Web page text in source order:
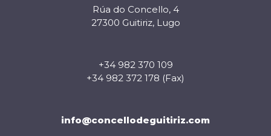
Rúa do Concello, 4
27300 Guitiriz, Lugo
+34 982 370 109
+34 982 372 178 (Fax)
info@concellodeguitiriz.com